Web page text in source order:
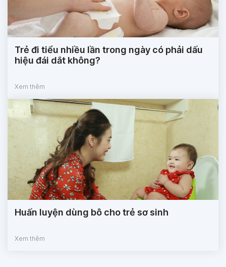
Trẻ đi tiểu nhiều lần trong ngày có phải dấu
hiệu đái dắt không?
Xem thêm
Huấn luyện dùng bô cho trẻ sơ sinh
Xem thêm